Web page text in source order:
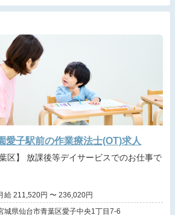
愛子駅前の作業療法士(OT)求人
でのお仕事で
月給 211,520円 〜 236,020円
城県仙台市青葉区愛子中央1丁目7-6